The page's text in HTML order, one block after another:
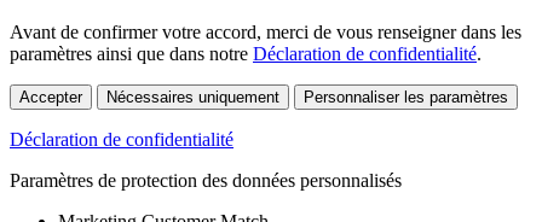
Avant de confirmer votre accord, merci de vous renseigner dans les
paramètres ainsi que dans notre Déclaration de confidentialité.
Accepter Nécessaires uniquement Personnaliser les paramètres
Déclaration de confidentialité
Paramètres de protection des données personnalisés